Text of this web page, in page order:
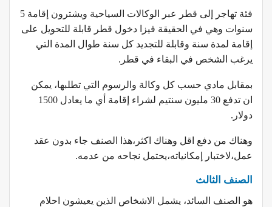
فئة تهاجر إلى قطر عبر الوكالات السياحية ويشترون إقامة 5
سنوات وهي في الحقيقة فيزا دخول قطر قابلة للتحويل على
إقامة لمدة سنة وقابلة للتجديد كل سنة طوال المدة التي
يرغب الشخص في البقاء في قطر.
بمقابل مادي حسب كل وكالة والرسوم التي تطلبها، يمكن
ان تدفع 30 مليون سنتيم لشراء إقامة أي ما يعادل 1500
دولار.
وهناك من دفع اقل وهناك اكثر،هذا الصنف جاء بدون عقد
عمل،لاختبار إمكانياته،يحتمل نجاحه من عدمه.
الصنف الثالث
هو الصنف السائد، يشمل الاشخاص الذين يعيشون احلام